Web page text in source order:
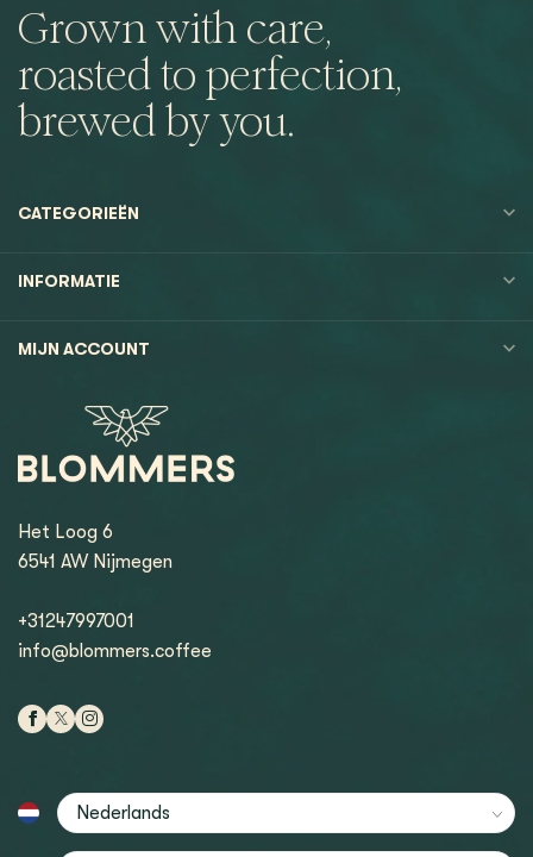
Grown with care,
roasted to perfection,
brewed by you.
CATEGORIEËN
INFORMATIE
MIJN ACCOUNT
Het Loog 6
6541 AW Nijmegen
+31247997001
info@blommers.coffee